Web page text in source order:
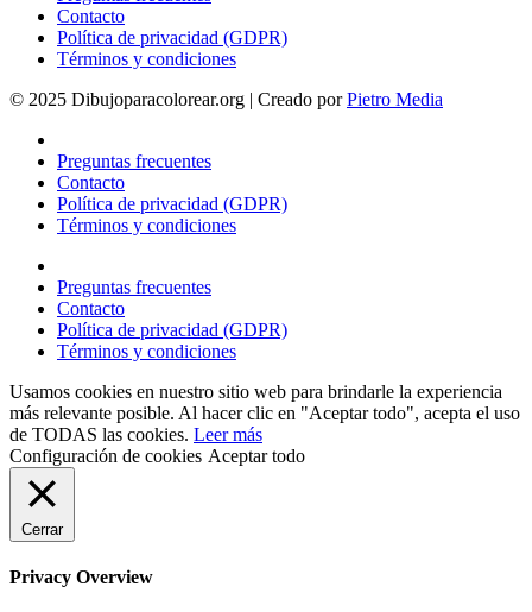
Contacto
Política de privacidad (GDPR)
Términos y condiciones
© 2025 Dibujoparacolorear.org | Creado porPietro Media
Preguntas frecuentes
Contacto
Política de privacidad (GDPR)
Términos y condiciones
Preguntas frecuentes
Contacto
Política de privacidad (GDPR)
Términos y condiciones
Usamos cookies en nuestro sitio web para brindarle la experiencia
más relevante posible. Al hacer clic en "Aceptar todo", acepta el uso
de TODAS las cookies. Leer más
Configuración de cookies Aceptar todo
Cerrar
Privacy Overview